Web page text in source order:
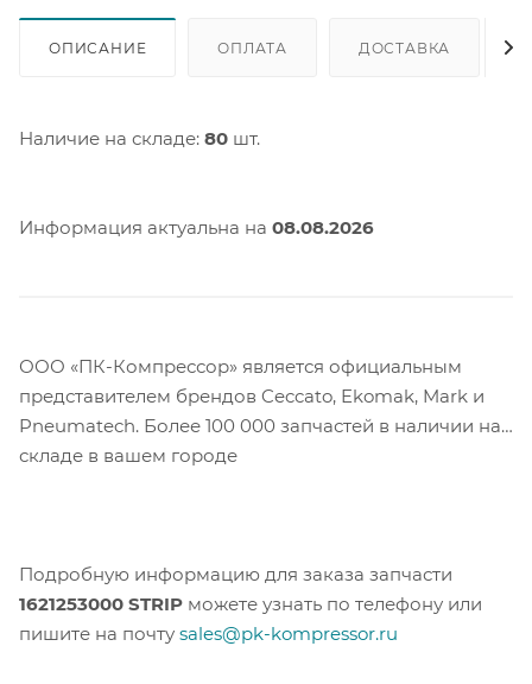
ОПИСАНИЕ ОПЛАТА ДОСТАВКА
Наличие на складе: 80 шт.
Информация актуальна на 08.08.2026
ООО «ПК-Компрессор» является официальным
представителем брендов Ceccato, Ekomak, Mark и
Pneumatech. Более 100 000 запчастей в наличии на
складе в вашем городе
Подробную информацию для заказа запчасти
1621253000 STRIP можете узнать по телефону или
пишите на почту sales@pk-kompressor.ru